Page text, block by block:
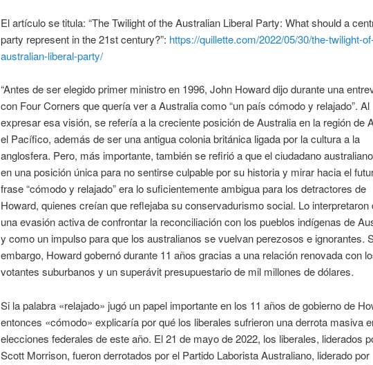
El artículo se titula: “The Twilight of the Australian Liberal Party: What should a
party represent in the 21st century?”: https://quillette.com/2022/05/30/the-twilight-
australian-liberal-party/
“Antes de ser elegido primer ministro en 1996, John Howard dijo durante una
con Four Corners que quería ver a Australia como “un país cómodo y relajado”. Al
expresar esa visión, se refería a la creciente posición de Australia en la región de
el Pacífico, además de ser una antigua colonia británica ligada por la cultura a la
anglosfera. Pero, más importante, también se refirió a que el ciudadano
en una posición única para no sentirse culpable por su historia y mirar hacia el
frase “cómodo y relajado” era lo suficientemente ambigua para los detractores de
Howard, quienes creían que reflejaba su conservadurismo social. Lo interpretaron
una evasión activa de confrontar la reconciliación con los pueblos indígenas de
y como un impulso para que los australianos se vuelvan perezosos e ignorantes.
embargo, Howard gobernó durante 11 años gracias a una relación renovada con
votantes suburbanos y un superávit presupuestario de mil millones de dólares.
Si la palabra «relajado» jugó un papel importante en los 11 años de gobierno de
entonces «cómodo» explicaría por qué los liberales sufrieron una derrota masiva
elecciones federales de este año. El 21 de mayo de 2022, los liberales, liderados
Scott Morrison, fueron derrotados por el Partido Laborista Australiano, liderado por